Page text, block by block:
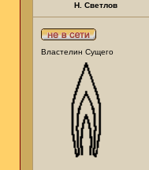
Н. Светлов
Властелин Сущего